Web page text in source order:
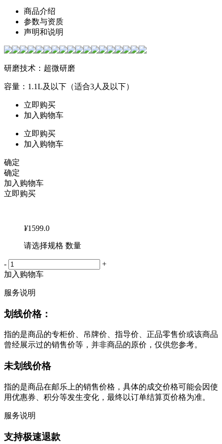
商品介绍
参数与资质
声明和说明
研磨技术：超微研磨
容量：1.1L及以下（适合3人及以下）
立即购买
加入购物车
立即购买
加入购物车
确定
确定
加入购物车
立即购买
¥1599.0
请选择规格 数量
-
+
加入购物车
服务说明
划线价格：
指的是商品的专柜价、吊牌价、指导价、正品零售价或该商品
曾经展示过的销售价等，并非商品的原价，仅供您参考。
未划线价格
指的是商品在邮乐上的销售价格，具体的成交价格可能会因使
用优惠券、积分等发生变化，最终以订单结算页价格为准。
服务说明
支持极速退款